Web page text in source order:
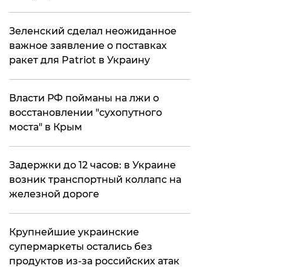
Зеленский сделал неожиданное
важное заявление о поставках
ракет для Patriot в Украину
Власти РФ пойманы на лжи о
восстановлении "сухопутного
моста" в Крым
Задержки до 12 часов: в Украине
возник транспортный коллапс на
железной дороге
Крупнейшие украинские
супермаркеты остались без
продуктов из-за российских атак